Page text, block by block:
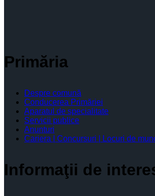
Primăria
Despre comună
Conducerea Primăriei
Aparatul de specialitate
Servicii publice
Anunturi
Cariera | Concursuri | Locuri de
Informaţii de